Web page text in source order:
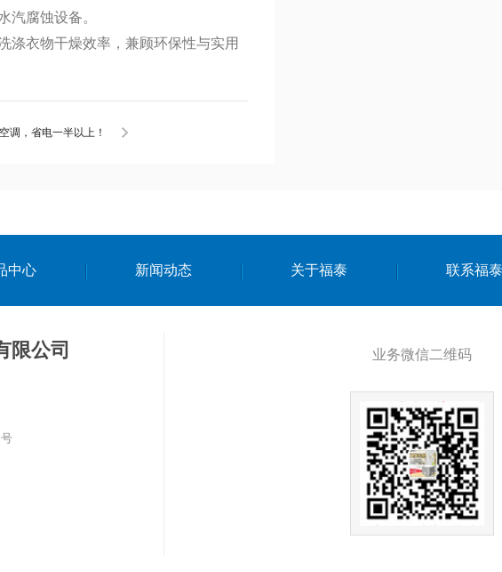
汽腐蚀设备。
涤衣物干燥效率，兼顾环保性与实用
调，省电一半以上！
中心 新闻动态 关于福泰 联系福泰
限公司 业务微信二维码